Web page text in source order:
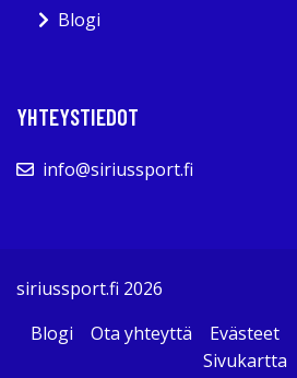
Blogi
YHTEYSTIEDOT
info@siriussport.fi
siriussport.fi 2026
Blogi
Ota yhteyttä Evästeet
Sivukartta